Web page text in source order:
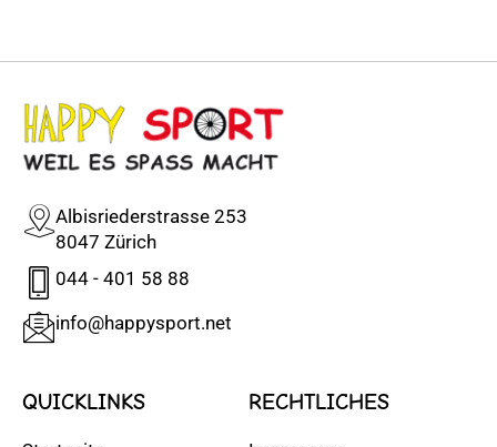
Albisriederstrasse 253
8047 Zürich
044 - 401 58 88
info@happysport.net
QUICKLINKS RECHTLICHES